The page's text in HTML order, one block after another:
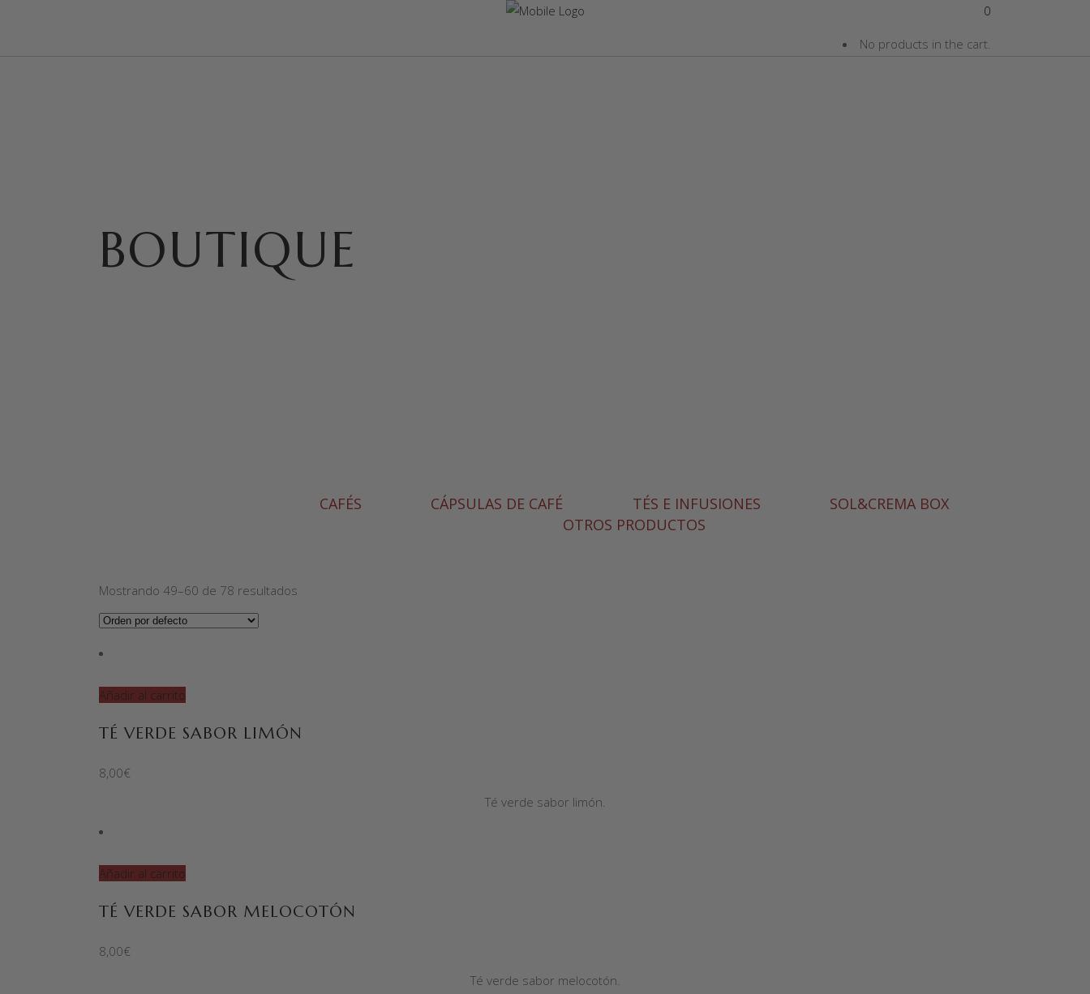
0
No products in the cart.
BOUTIQUE
CAFÉS CÁPSULAS DE CAFÉ TÉS E INFUSIONES
SOL&CREMA BOX
OTROS PRODUCTOS
Mostrando 49–60 de 78 resultados
Añadir al carrito
TÉ VERDE SABOR LIMÓN
8,00€
Té verde sabor limón.
Añadir al carrito
TÉ VERDE SABOR MELOCOTÓN
8,00€
Té verde sabor melocotón.